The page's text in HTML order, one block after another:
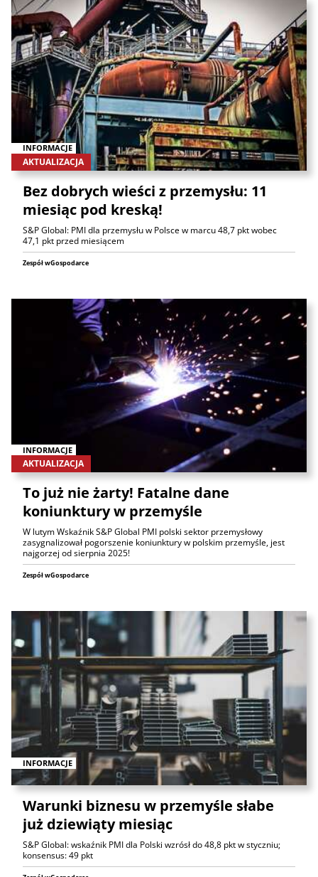
INFORMACJE
AKTUALIZACJA
Bez dobrych wieści z przemysłu: 11
miesiąc pod kreską!
S&P Global: PMI dla przemysłu w Polsce w marcu 48,7 pkt wobec
47,1 pkt przed miesiącem
Zespół wGospodarce
INFORMACJE
AKTUALIZACJA
To już nie żarty! Fatalne dane
koniunktury w przemyśle
W lutym Wskaźnik S&P Global PMI polski sektor przemysłowy
zasygnalizował pogorszenie koniunktury w polskim przemyśle, jest
najgorzej od sierpnia 2025!
Zespół wGospodarce
INFORMACJE
Warunki biznesu w przemyśle słabe
już dziewiąty miesiąc
S&P Global: wskaźnik PMI dla Polski wzrósł do 48,8 pkt w styczniu;
konsensus: 49 pkt